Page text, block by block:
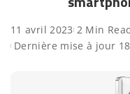
11 avril 2023 2 Min
Dernière mise à jour